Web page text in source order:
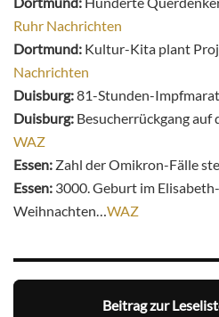
Ruhr Nachrichten
Dortmund: Kultur-Kita plant
Nachrichten
Duisburg:81-Stunden-
Duisburg: Besucherrückgang
WAZ
Essen: Zahl der Omikron-Fälle
Essen: 3000. Geburt im
Weihnachten…WAZ
Beitrag zur